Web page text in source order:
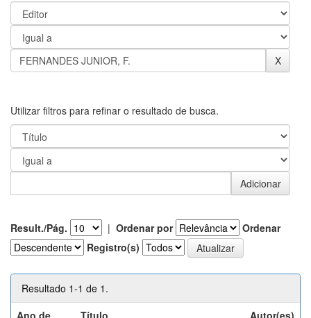
Utilizar filtros para refinar o resultado de busca.
Result./Pág. | Ordenar por
Ordenar
Registro(s)
Resultado 1-1 de 1.
Ano de
Título Autor(es)